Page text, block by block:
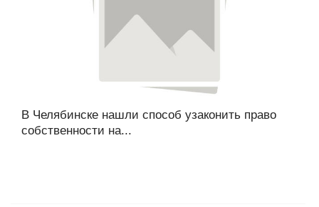
В Челябинске нашли способ узаконить право
собственности на...